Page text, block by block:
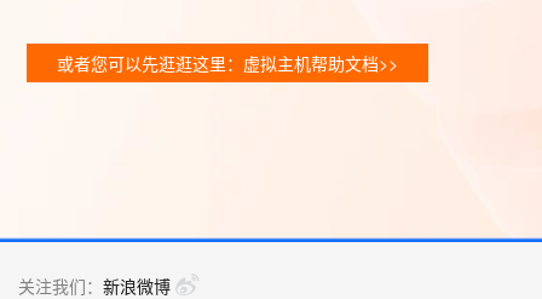
或者您可以先逛逛这里：虚拟主机帮助文档>>